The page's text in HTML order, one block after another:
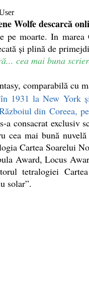
Wolfe descarcă
pe moarte. In
și plină de
cea mai buna
comparabilă
1931 la New York
din Coreea,
a consacrat exclusiv
cea mai bună
Cartea Soarelui
Award, Locus
tetralogiei
solar”.